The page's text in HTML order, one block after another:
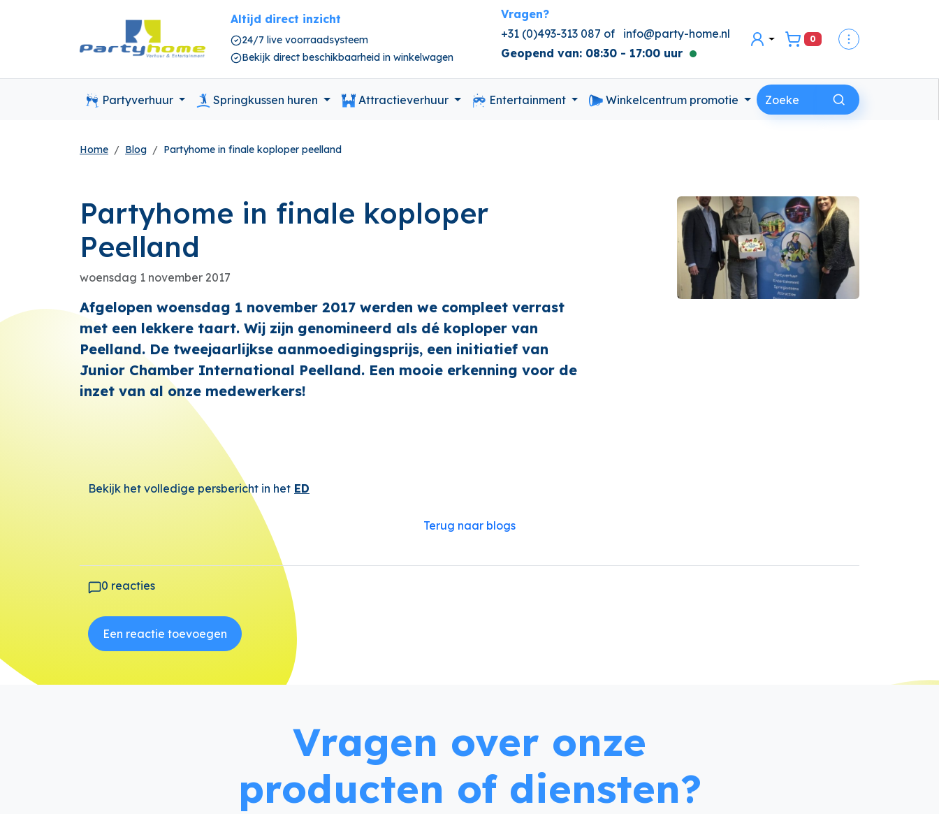
Altijd direct inzicht
24/7 live voorraadsysteem
Bekijk direct beschikbaarheid in winkelwagen
Vragen?
+31 (0)493-313 087 of info@party-home.nl
Geopend van: 08:30 - 17:00 uur
Inloggen
0 secondaire menu
Partyverhuur Springkussen huren Attractieverhuur Entertainment Winkelcentrum promotie
Home Blog Partyhome in finale koploper peelland
Partyhome in finale koploper
Peelland
woensdag 1 november 2017
Afgelopen woensdag 1 november 2017 werden we compleet verrast
met een lekkere taart. Wij zijn genomineerd als dé koploper van
Peelland. De tweejaarlijkse aanmoedigingsprijs, een initiatief van
Junior Chamber International Peelland. Een mooie erkenning voor de
inzet van al onze medewerkers!
Bekijk het volledige persbericht in het ED
Terug naar blogs
0 reacties
Een reactie toevoegen
Vragen over onze
producten of diensten?